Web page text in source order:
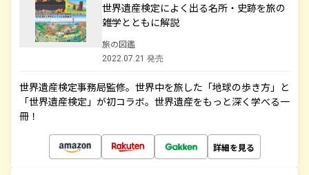
世界遺産検定によく出る名所・史跡を旅の
雑学とともに解説
旅の図鑑
2022.07.21 発売
世界遺産検定事務局監修。世界中を旅した「地球の歩き方」と
「世界遺産検定」が初コラボ。世界遺産をもっと深く学べる一
冊！
詳細を見る